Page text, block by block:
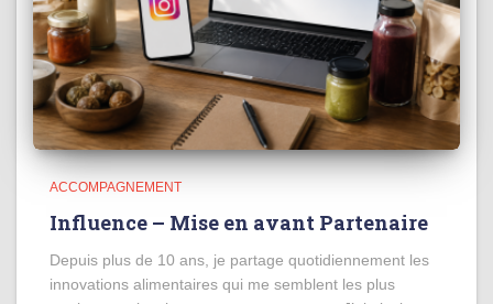
ACCOMPAGNEMENT
Influence – Mise en avant Partenaire
Depuis plus de 10 ans, je partage quotidiennement les
innovations alimentaires qui me semblent les plus